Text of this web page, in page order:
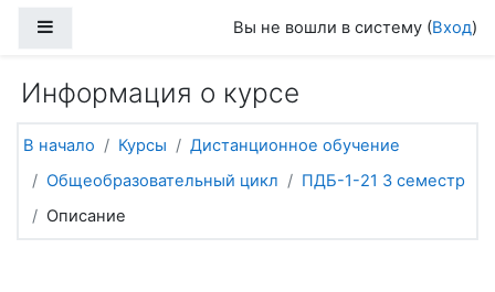
Вы не вошли в систему (Вход)
Информация о курсе
В начало Курсы
Дистанционное обучение
Общеобразовательный цикл
ПДБ-1-21 3 семестр
Описание